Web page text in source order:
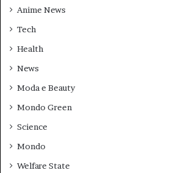
Anime News
Tech
Health
News
Moda e Beauty
Mondo Green
Science
Mondo
Welfare State